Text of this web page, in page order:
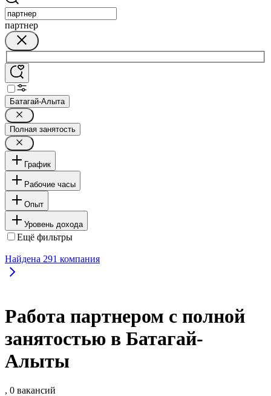
партнер
Батагай-Алыта
Полная занятость
График
Рабочие часы
Опыт
Уровень дохода
Ещё фильтры
Найдена 291 компания
Работа партнером с полной
занятостью в Батагай-
Алыты
, 0 вакансий